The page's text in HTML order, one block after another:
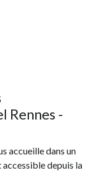
Rennes -
accueille dans un
depuis la